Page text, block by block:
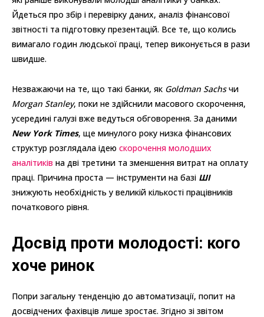
Йдеться про збір і перевірку даних, аналіз фінансової
звітності та підготовку презентацій. Все те, що колись
вимагало годин людської праці, тепер виконується в рази
швидше.
Незважаючи на те, що такі банки, як Goldman Sachsчи
Morgan Stanley, поки не здійснили масового скорочення,
усередині галузі вже ведуться обговорення. За даними
New York Times, ще минулого року низка фінансових
структур розглядала ідею скорочення молодших
аналітиків на дві третини та зменшення витрат на оплату
праці. Причина проста — інструменти на базі ШІ
знижують необхідність у великій кількості працівників
початкового рівня.
Досвід проти молодості: кого
хоче ринок
Попри загальну тенденцію до автоматизації, попит на
досвідчених фахівців лише зростає. Згідно зі звітом